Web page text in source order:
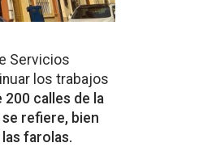
Servicios
los trabajos
200 calles de la
refiere, bien
farolas.